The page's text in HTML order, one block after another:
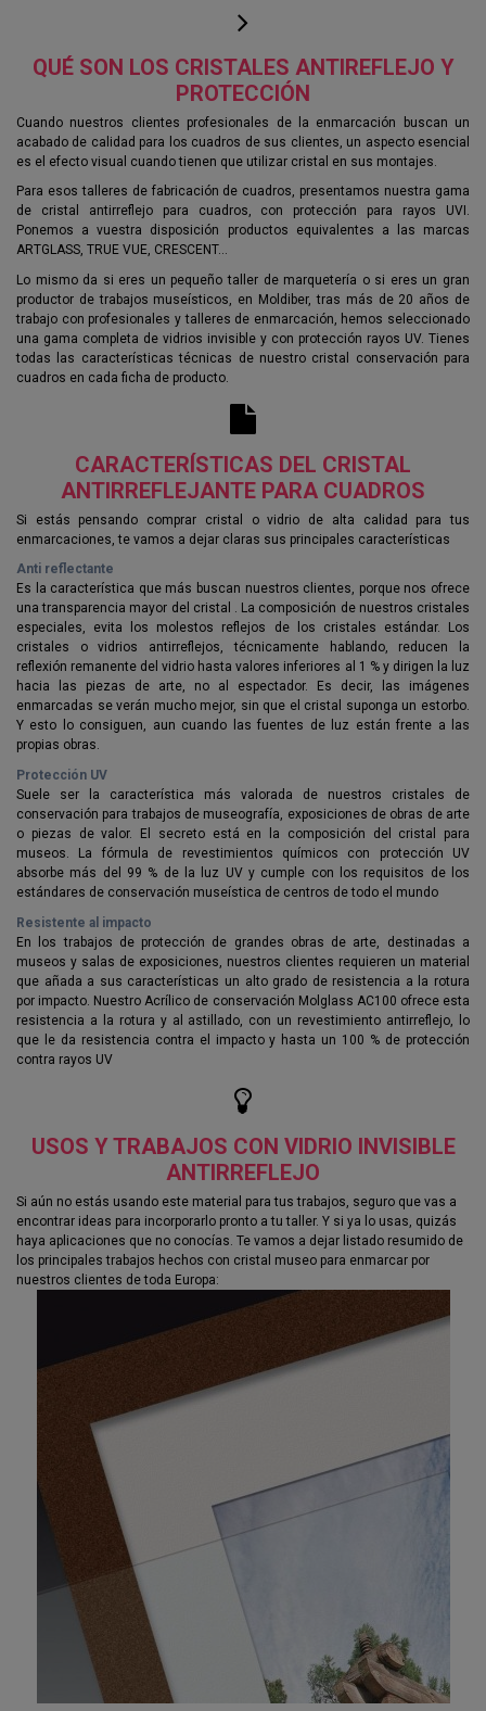
QUÉ SON LOS CRISTALES ANTIREFLEJO Y
PROTECCIÓN
Cuando nuestros clientes profesionales de la enmarcación buscan un
acabado de calidad para los cuadros de sus clientes, un aspecto esencial
es el efecto visual cuando tienen que utilizar cristal en sus montajes.
Para esos talleres de fabricación de cuadros, presentamos nuestra gama
de cristal antirreflejo para cuadros, con protección para rayos UVI.
Ponemos a vuestra disposición productos equivalentes a las marcas
ARTGLASS, TRUE VUE, CRESCENT…
Lo mismo da si eres un pequeño taller de marquetería o si eres un gran
productor de trabajos museísticos, en Moldiber, tras más de 20 años de
trabajo con profesionales y talleres de enmarcación, hemos seleccionado
una gama completa de vidrios invisible y con protección rayos UV. Tienes
todas las características técnicas de nuestro cristal conservación para
cuadros en cada ficha de producto.
CARACTERÍSTICAS DEL CRISTAL
ANTIRREFLEJANTE PARA CUADROS
Si estás pensando comprar cristal o vidrio de alta calidad para tus
enmarcaciones, te vamos a dejar claras sus principales características
Anti reflectante
Es la característica que más buscan nuestros clientes, porque nos ofrece
una transparencia mayor del cristal . La composición de nuestros cristales
especiales, evita los molestos reflejos de los cristales estándar. Los
cristales o vidrios antirreflejos, técnicamente hablando, reducen la
reflexión remanente del vidrio hasta valores inferiores al 1 % y dirigen la luz
hacia las piezas de arte, no al espectador. Es decir, las imágenes
enmarcadas se verán mucho mejor, sin que el cristal suponga un estorbo.
Y esto lo consiguen, aun cuando las fuentes de luz están frente a las
propias obras.
Protección UV
Suele ser la característica más valorada de nuestros cristales de
conservación para trabajos de museografía, exposiciones de obras de arte
o piezas de valor. El secreto está en la composición del cristal para
museos. La fórmula de revestimientos químicos con protección UV
absorbe más del 99 % de la luz UV y cumple con los requisitos de los
estándares de conservación museística de centros de todo el mundo
Resistente al impacto
En los trabajos de protección de grandes obras de arte, destinadas a
museos y salas de exposiciones, nuestros clientes requieren un material
que añada a sus características un alto grado de resistencia a la rotura
por impacto. Nuestro Acrílico de conservación Molglass AC100 ofrece esta
resistencia a la rotura y al astillado, con un revestimiento antirreflejo, lo
que le da resistencia contra el impacto y hasta un 100 % de protección
contra rayos UV
USOS Y TRABAJOS CON VIDRIO INVISIBLE
ANTIRREFLEJO
Si aún no estás usando este material para tus trabajos, seguro que vas a
encontrar ideas para incorporarlo pronto a tu taller. Y si ya lo usas, quizás
haya aplicaciones que no conocías. Te vamos a dejar listado resumido de
los principales trabajos hechos con cristal museo para enmarcar por
nuestros clientes de toda Europa: